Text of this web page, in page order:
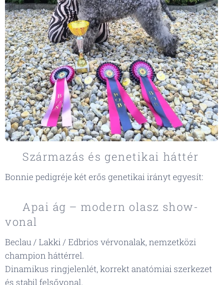
🧬 Származás és genetikai háttér
Bonnie pedigréje két erős genetikai irányt egyesít:
🌍 Apai ág – modern olasz show-
vonal
Beclau / Lakki / Edbrios vérvonalak, nemzetközi
champion háttérrel.
Dinamikus ringjelenlét, korrekt anatómiai szerkezet
és stabil felsővonal.